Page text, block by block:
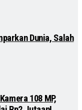
Dunia, Salah
108 MP,